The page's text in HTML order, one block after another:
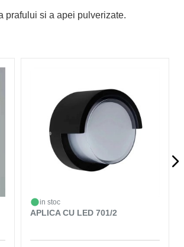
prafului si a apei pulverizate.
in stoc
APLICA CU LED 701/2